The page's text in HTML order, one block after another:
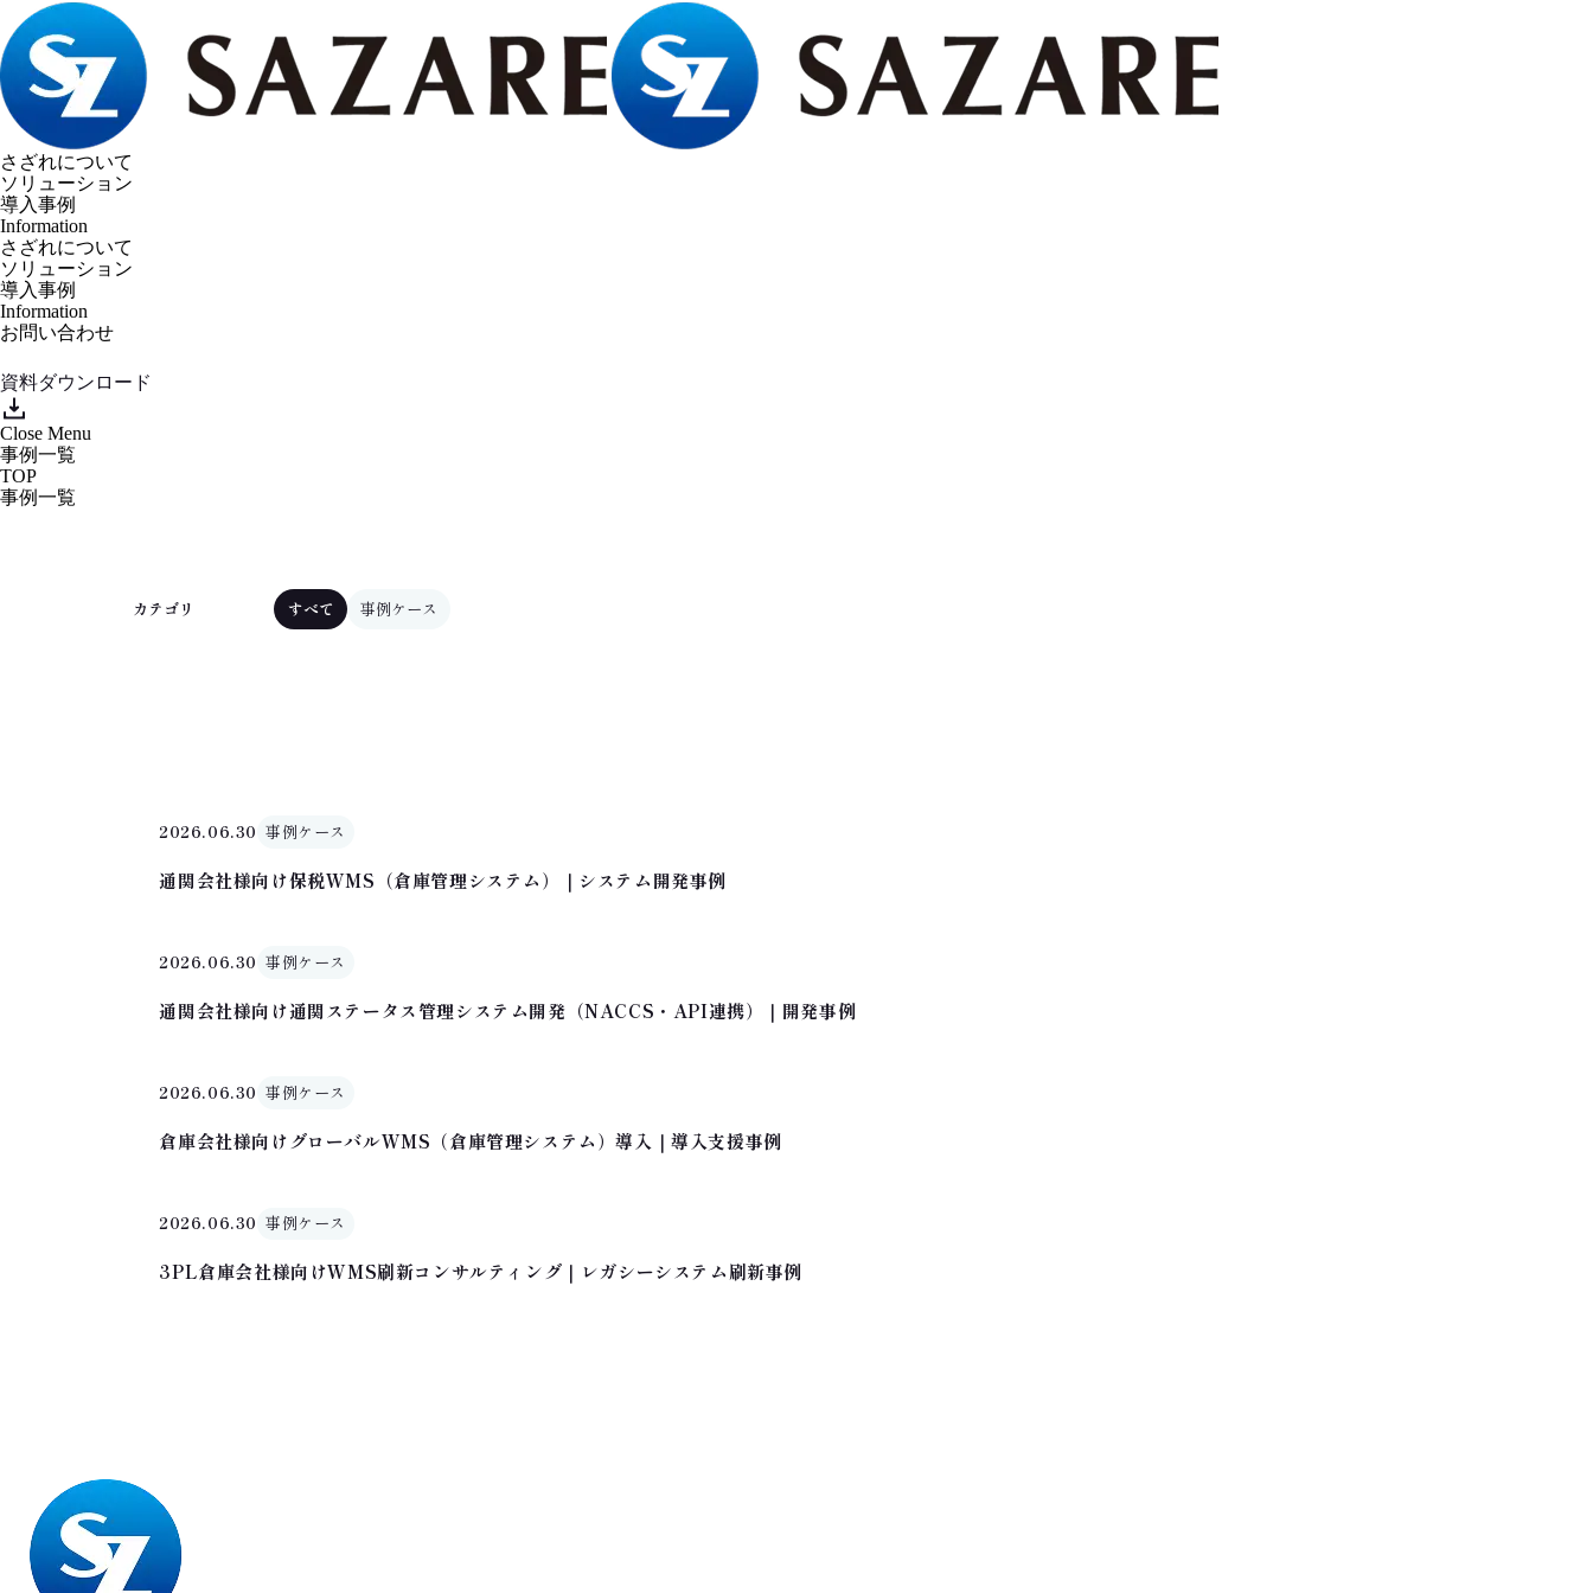
さざれについて
ソリューション
導入事例
Information
さざれについて
ソリューション
導入事例
Information
お問い合わせ
資料ダウンロード
Close Menu
事例一覧
TOP
事例一覧
カテゴリ すべて 事例ケース
2026.06.30 事例ケース
通関会社様向け保税WMS（倉庫管理システム）｜システム開発事例
2026.06.30 事例ケース
通関会社様向け通関ステータス管理システム開発（NACCS・API連携）｜開発事例
2026.06.30 事例ケース
倉庫会社様向けグローバルWMS（倉庫管理システム）導入｜導入支援事例
2026.06.30 事例ケース
3PL倉庫会社様向けWMS刷新コンサルティング｜レガシーシステム刷新事例